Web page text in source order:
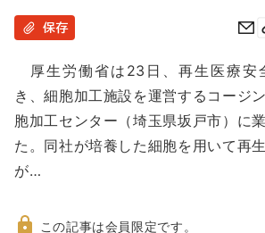
ツ
に
動
保存
厚生労働省は23日、再生医療安
き、細胞加工施設を運営するコージ
胞加工センター（埼玉県坂戸市）に
た。同社が培養した細胞を用いて再
が…
この記事は会員限定です。